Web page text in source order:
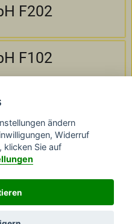
F202
F102
F300
F200
N220
ändern
Widerruf
klicken Sie auf